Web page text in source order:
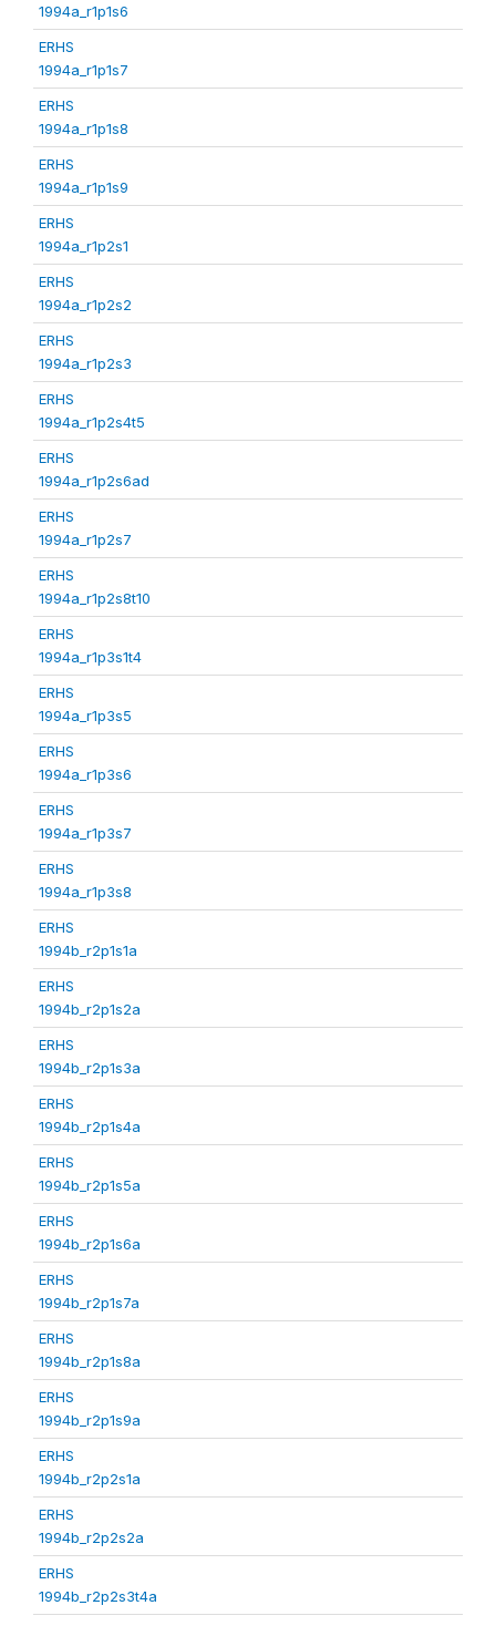
1994a_r1p1s6
ERHS
1994a_r1p1s7
ERHS
1994a_r1p1s8
ERHS
1994a_r1p1s9
ERHS
1994a_r1p2s1
ERHS
1994a_r1p2s2
ERHS
1994a_r1p2s3
ERHS
1994a_r1p2s4t5
ERHS
1994a_r1p2s6ad
ERHS
1994a_r1p2s7
ERHS
1994a_r1p2s8t10
ERHS
1994a_r1p3s1t4
ERHS
1994a_r1p3s5
ERHS
1994a_r1p3s6
ERHS
1994a_r1p3s7
ERHS
1994a_r1p3s8
ERHS
1994b_r2p1s1a
ERHS
1994b_r2p1s2a
ERHS
1994b_r2p1s3a
ERHS
1994b_r2p1s4a
ERHS
1994b_r2p1s5a
ERHS
1994b_r2p1s6a
ERHS
1994b_r2p1s7a
ERHS
1994b_r2p1s8a
ERHS
1994b_r2p1s9a
ERHS
1994b_r2p2s1a
ERHS
1994b_r2p2s2a
ERHS
1994b_r2p2s3t4a